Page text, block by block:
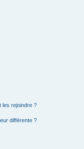
les rejoindre ?
différente ?